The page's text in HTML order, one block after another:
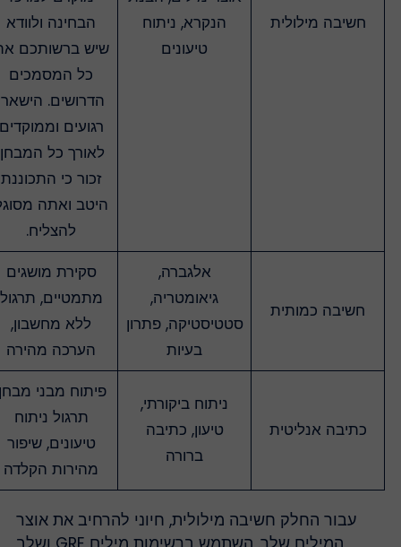
חשיבה מילולית
הנקרא, ניתוח
טיעונים
הבחינה ולוודא
שיש ברשותכם את
כל המסמכים
הדרושים. הישארו
רגועים וממוקדים
לאורך כל המבחן.
זכור כי התכוננת
היטב ואתה מסוגל
להצליח.
חשיבה כמותית
אלגברה,
גיאומטריה,
סטטיסטיקה, פתרון
בעיות
סקירת מושגים
מתמטיים, תרגול
ללא מחשבון,
הערכה מהירה
כתיבה אנליטית
ניתוח ביקורתי,
טיעון, כתיבה
ברורה
פיתוח מבני מבחן,
תרגול ניתוח
טיעונים, שיפור
מהירות הקלדה
עבור החלק חשיבה מילולית, חיוני להרחיב את אוצר